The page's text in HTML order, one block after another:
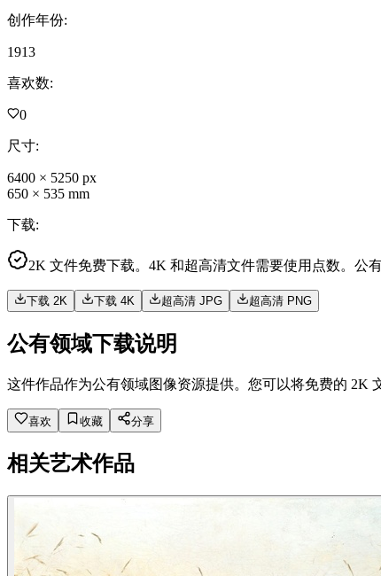
创作年份:
1913
喜欢数:
0
尺寸:
6400 × 5250 px
650 × 535 mm
下载:
2K 文件免费下载。4K 和超高清文件需要使用点数。公
下载 2K 下载 4K 超高清 JPG 超高清 PNG
公有领域下载说明
这件作品作为公有领域图像资源提供。您可以将免费的 2K
喜欢 收藏 分享
相关艺术作品